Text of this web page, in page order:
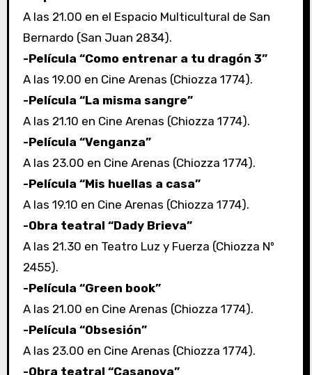
A las 21.00 en el Espacio Multicultural de San
Bernardo (San Juan 2834).
-Película “Como entrenar a tu dragón 3”
A las 19.00 en Cine Arenas (Chiozza 1774).
-Película “La misma sangre”
A las 21.10 en Cine Arenas (Chiozza 1774).
-Película “Venganza”
A las 23.00 en Cine Arenas (Chiozza 1774).
-Película “Mis huellas a casa”
A las 19.10 en Cine Arenas (Chiozza 1774).
-Obra teatral “Dady Brieva”
A las 21.30 en Teatro Luz y Fuerza (Chiozza Nº
2455).
-Película “Green book”
A las 21.00 en Cine Arenas (Chiozza 1774).
-Película “Obsesión”
A las 23.00 en Cine Arenas (Chiozza 1774).
-Obra teatral “Casanova”